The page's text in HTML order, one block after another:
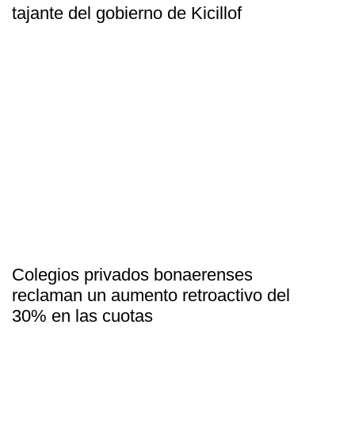
tajante del gobierno de Kicillof
Colegios privados bonaerenses
reclaman un aumento retroactivo del
30% en las cuotas